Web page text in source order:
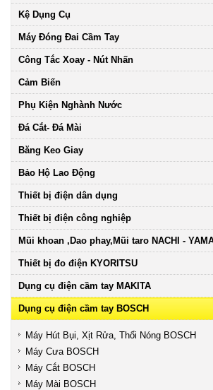
Kệ Dụng Cụ
Máy Đóng Đai Cầm Tay
Công Tắc Xoay - Nút Nhấn
Cảm Biến
Phụ Kiện Nghành Nước
Đá Cắt- Đá Mài
Băng Keo Giay
Bảo Hộ Lao Động
Thiết bị điện dân dụng
Thiết bị điện công nghiệp
Mũi khoan ,Dao phay,Mũi taro NACHI -
Thiết bị đo điện KYORITSU
Dụng cụ điện cầm tay MAKITA
Dụng cụ điện cầm tay BOSCH
Máy Hút Bụi, Xịt Rửa, Thổi Nóng BOSCH
Máy Cưa BOSCH
Máy Cắt BOSCH
Máy Mài BOSCH